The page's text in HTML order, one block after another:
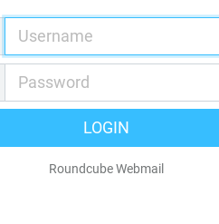
LOGIN
Roundcube Webmail